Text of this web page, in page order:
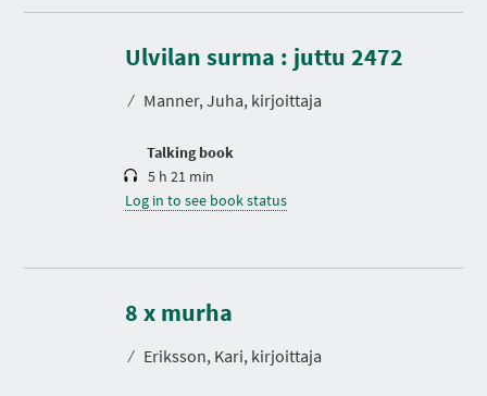
Ulvilan surma : juttu 2472
⁄ Manner, Juha, kirjoittaja
Talking book
D
r
a
i
5 h 21 min
Log in to see book status
8 x murha
⁄ Eriksson, Kari, kirjoittaja
D
r
a
i